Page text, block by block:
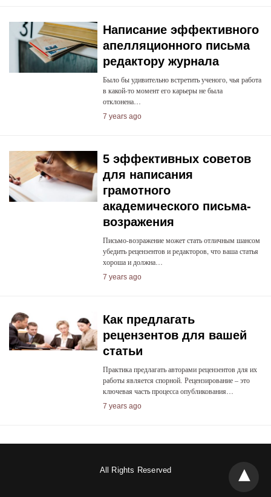
Написание эффективного
апелляционного письма
редактору журнала
Было бы удивительно встретить ученого, чья работа
в какой-то момент его карьеры не была
отклонена…
7 years ago
5 эффективных советов
для написания
грамотного
академического письма-
возражения
Письмо-возражение может стать отличным шансом
убедить рецензентов и редакторов, что ваша статья
хороша и должна…
7 years ago
Как предлагать
рецензентов для вашей
статьи
Практика предлагать авторами рецензентов для их
работы является спорной. Рецензирование – это
ключевая часть процесса опубликования…
7 years ago
All Rights Reserved